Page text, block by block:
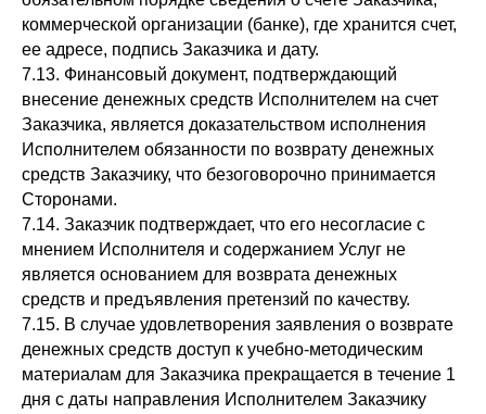
коммерческой организации (банке), где хранится счет,
ее адресе, подпись Заказчика и дату.
7.13. Финансовый документ, подтверждающий
внесение денежных средств Исполнителем на счет
Заказчика, является доказательством исполнения
Исполнителем обязанности по возврату денежных
средств Заказчику, что безоговорочно принимается
Сторонами.
7.14. Заказчик подтверждает, что его несогласие с
мнением Исполнителя и содержанием Услуг не
является основанием для возврата денежных
средств и предъявления претензий по качеству.
7.15. В случае удовлетворения заявления о возврате
денежных средств доступ к учебно-методическим
материалам для Заказчика прекращается в течение 1
дня с даты направления Исполнителем Заказчику